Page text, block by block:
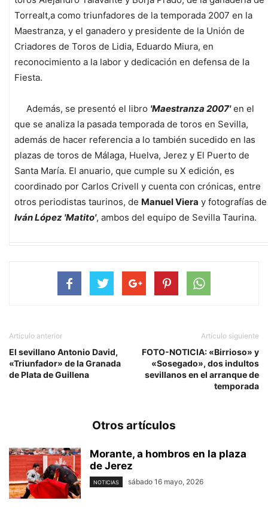
Torrealt,a como triunfadores de la temporada 2007 en la
Maestranza, y el ganadero y presidente de la Unión de
Criadores de Toros de Lidia, Eduardo Miura, en
reconocimiento a la labor y dedicación en defensa de la
Fiesta.
Además, se presentó el libro 'Maestranza 2007'en el
que se analiza la pasada temporada de toros en Sevilla,
además de hacer referencia a lo también sucedido en las
plazas de toros de Málaga, Huelva, Jerez y El Puerto de
Santa María. El anuario, que cumple su X edición, es
coordinado por Carlos Crivell y cuenta con crónicas, entre
otros periodistas taurinos, de Manuel Viera y fotografías de
Iván López 'Matito', ambos del equipo de Sevilla Taurina.
Artículo anterior
El sevillano Antonio David,
«Triunfador» de la Granada
de Plata de Guillena
Artículo siguiente
FOTO-NOTICIA: «Birrioso» y
«Sosegado», dos indultos
sevillanos en el arranque de
temporada
Otros artículos
Morante, a hombros en la plaza
de Jerez
NOTICIAS sábado 16 mayo, 2026